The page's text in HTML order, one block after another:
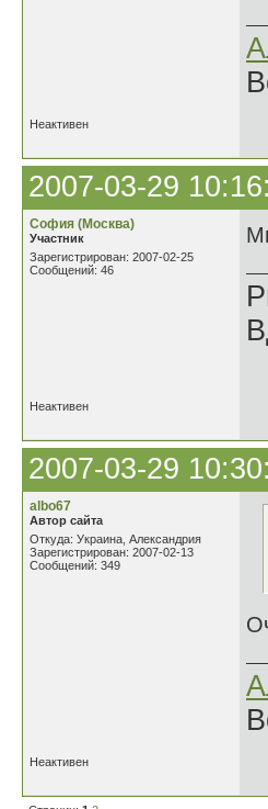
Неактивен
2007-03-29
София (Москва)
Участник
Зарегистрирован: 2007-02-25
Сообщений: 46
Неактивен
2007-03-29
albo67
Автор сайта
Откуда: Украина, Александрия
Зарегистрирован: 2007-02-13
Сообщений: 349
Неактивен